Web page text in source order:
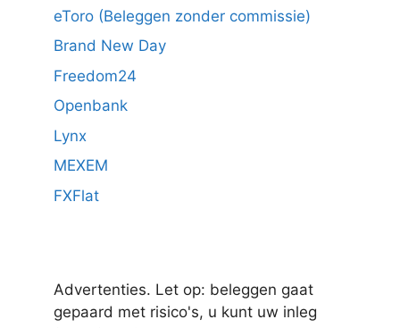
eToro (Beleggen zonder commissie)
Brand New Day
Freedom24
Openbank
Lynx
MEXEM
FXFlat
Advertenties. Let op: beleggen gaat
gepaard met risico's, u kunt uw inleg